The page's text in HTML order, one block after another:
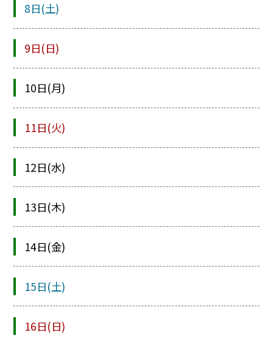
8日(土)
9日(日)
10日(月)
11日(火)
12日(水)
13日(木)
14日(金)
15日(土)
16日(日)